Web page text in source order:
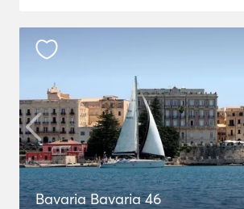
Bavaria Bavaria 46